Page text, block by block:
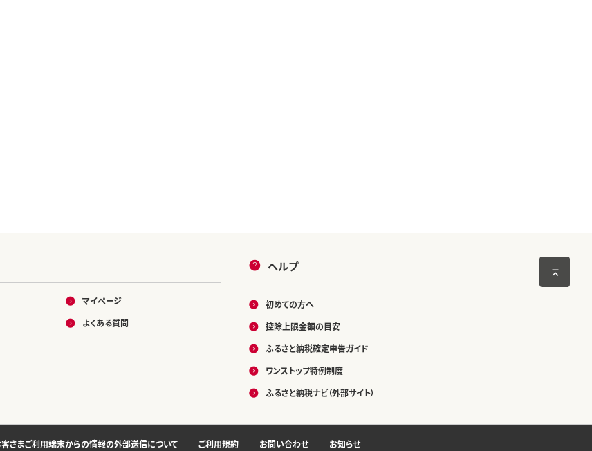
マイページ
よくある質問
ヘルプ
初めての方へ
控除上限金額の目安
ふるさと納税確定申告ガイド
ワンストップ特例制度
ふるさと納税ナビ（外部サイト）
さまご利用端末からの情報の外部送信について ご利用規約 お問い合わせ お知らせ